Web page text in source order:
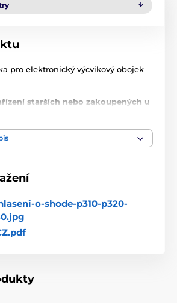
pro elektronický výcvikový obojek
starších nebo zakoupených u
v kategoriích
o-shode-p310-p320-